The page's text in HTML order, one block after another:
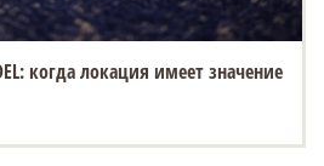
когда локация имеет значение
новую площадку на Спасской